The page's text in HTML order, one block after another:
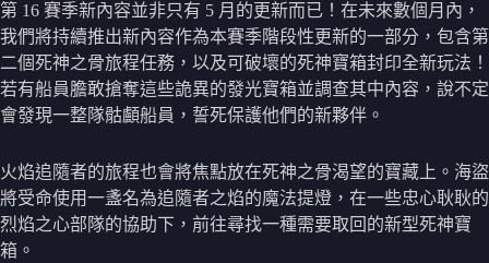
第 16 賽季新內容並非只有 5 月的更新而已！在未來數個月內，
我們將持續推出新內容作為本賽季階段性更新的一部分，包含第
二個死神之骨旅程任務，以及可破壞的死神寶箱封印全新玩法！
若有船員膽敢搶奪這些詭異的發光寶箱並調查其中內容，說不定
會發現一整隊骷顱船員，誓死保護他們的新夥伴。
火焰追隨者的旅程也會將焦點放在死神之骨渴望的寶藏上。海盜
將受命使用一盞名為追隨者之焰的魔法提燈，在一些忠心耿耿的
烈焰之心部隊的協助下，前往尋找一種需要取回的新型死神寶
箱。